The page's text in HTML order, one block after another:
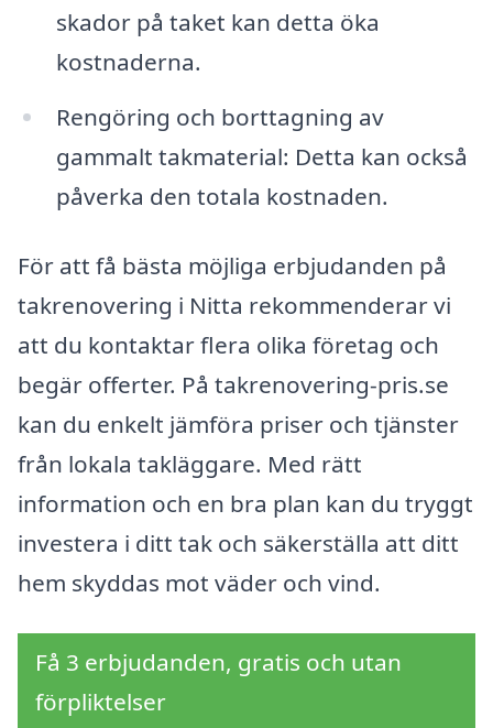
skador på taket kan detta öka
kostnaderna.
Rengöring och borttagning av
gammalt takmaterial: Detta kan också
påverka den totala kostnaden.
För att få bästa möjliga erbjudanden på
takrenovering i Nitta rekommenderar vi
att du kontaktar flera olika företag och
begär offerter. På takrenovering-pris.se
kan du enkelt jämföra priser och tjänster
från lokala takläggare. Med rätt
information och en bra plan kan du tryggt
investera i ditt tak och säkerställa att ditt
hem skyddas mot väder och vind.
Få 3 erbjudanden, gratis och utan
förpliktelser